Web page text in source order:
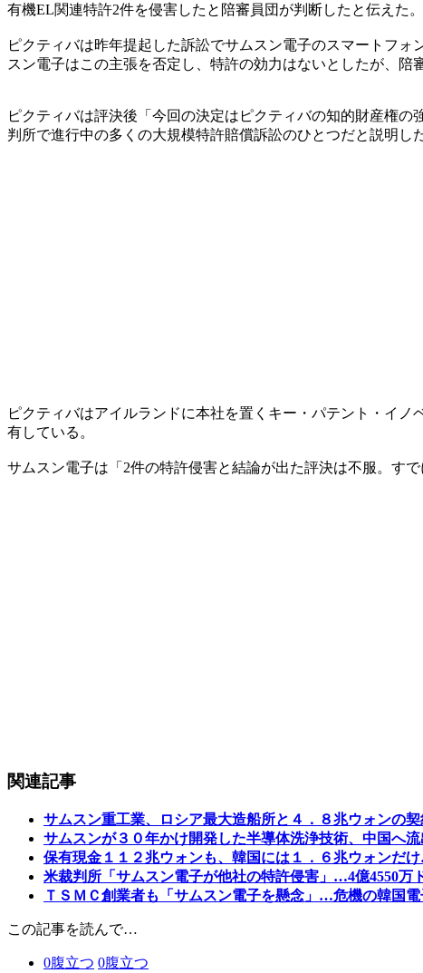
有機EL関連特許2件を侵害したと陪審員団が判断したと伝えた。
ピクティバは昨年提起した訴訟でサムスン電子のスマートフ
スン電子はこの主張を否定し、特許の効力はないとしたが、陪
ピクティバは評決後「今回の決定はピクティバの知的財産権
判所で進行中の多くの大規模特許賠償訴訟のひとつだと説明した
ピクティバはアイルランドに本社を置くキー・パテント・イ
有している。
サムスン電子は「2件の特許侵害と結論が出た評決は不服。す
関連記事
サムスン重工業、ロシア最大造船所と４．８兆ウォンの
サムスンが３０年かけ開発した半導体洗浄技術、中国へ
保有現金１１２兆ウォンも、韓国には１．６兆ウォンだ
米裁判所「サムスン電子が他社の特許侵害」…4億4550万
ＴＳＭＣ創業者も「サムスン電子を懸念」…危機の韓国
この記事を読んで…
0腹立つ 0腹立つ